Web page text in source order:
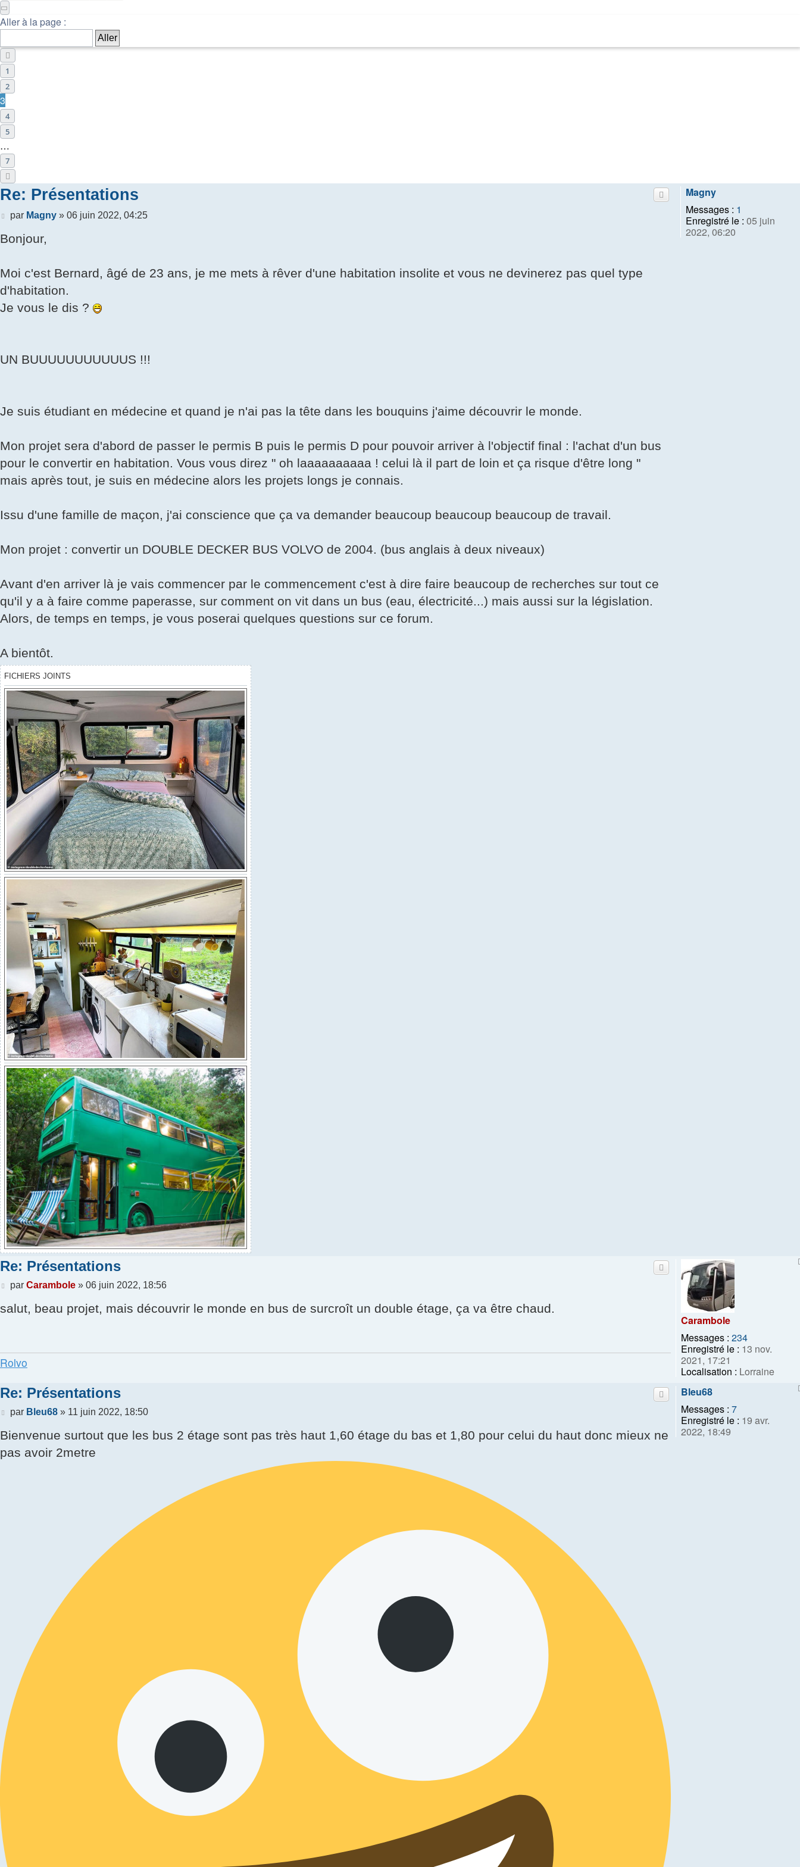
Page
Aller à la page :
1
2
3
4
5
…
7
Magny
Messages : 1
Enregistré le : 05 juin
2022, 06:20
Re: Présentations
Message
par Magny» 06 juin 2022, 04:25
Bonjour,
Moi c'est Bernard, âgé de 23 ans, je me mets à rêver d'une habitation insolite et vous ne devinerez pas quel type
d'habitation.
Je vous le dis ?
UN BUUUUUUUUUUUS !!!
Je suis étudiant en médecine et quand je n'ai pas la tête dans les bouquins j'aime découvrir le monde.
Mon projet sera d'abord de passer le permis B puis le permis D pour pouvoir arriver à l'objectif final : l'achat d'un bus
pour le convertir en habitation. Vous vous direz " oh laaaaaaaaaa ! celui là il part de loin et ça risque d'être long "
mais après tout, je suis en médecine alors les projets longs je connais.
Issu d'une famille de maçon, j'ai conscience que ça va demander beaucoup beaucoup beaucoup de travail.
Mon projet : convertir un DOUBLE DECKER BUS VOLVO de 2004. (bus anglais à deux niveaux)
Avant d'en arriver là je vais commencer par le commencement c'est à dire faire beaucoup de recherches sur tout ce
qu'il y a à faire comme paperasse, sur comment on vit dans un bus (eau, électricité...) mais aussi sur la législation.
Alors, de temps en temps, je vous poserai quelques questions sur ce forum.
A bientôt.
FICHIERS JOINTS
Carambole
Messages : 234
Enregistré le : 13 nov.
2021, 17:21
Localisation : Lorraine
Re: Présentations
Message
par Carambole» 06 juin 2022, 18:56
salut, beau projet, mais découvrir le monde en bus de surcroît un double étage, ça va être chaud.
Rolvo
Bleu68
Messages : 7
Enregistré le : 19 avr.
2022, 18:49
Re: Présentations
Message
par Bleu68» 11 juin 2022, 18:50
Bienvenue surtout que les bus 2 étage sont pas très haut 1,60 étage du bas et 1,80 pour celui du haut donc mieux ne
pas avoir 2metre